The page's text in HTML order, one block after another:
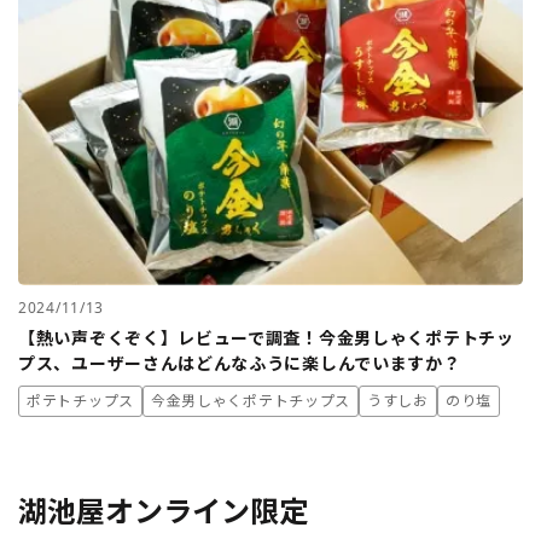
2024/11/13
【熱い声ぞくぞく】レビューで調査！今金男しゃくポテトチッ
プス、ユーザーさんはどんなふうに楽しんでいますか？
ポテトチップス 今金男しゃくポテトチップス うすしお のり塩
湖池屋オンライン限定